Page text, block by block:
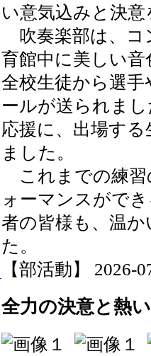
い意気込みと決
吹奏楽部は、コ
育館中に美しい
全校生徒から選
ールが送られま
応援に、出場す
ました。
これまでの練習
ォーマンスがで
者の皆様も、温
た。
【部活動】 2026-
全力の決意と熱